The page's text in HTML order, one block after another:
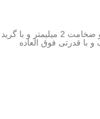
آهنربا دیسکی نئودیمیوم 2*15 با قطر 15 میلیمتر و ضخامت 2 میلیمتر و با گرید